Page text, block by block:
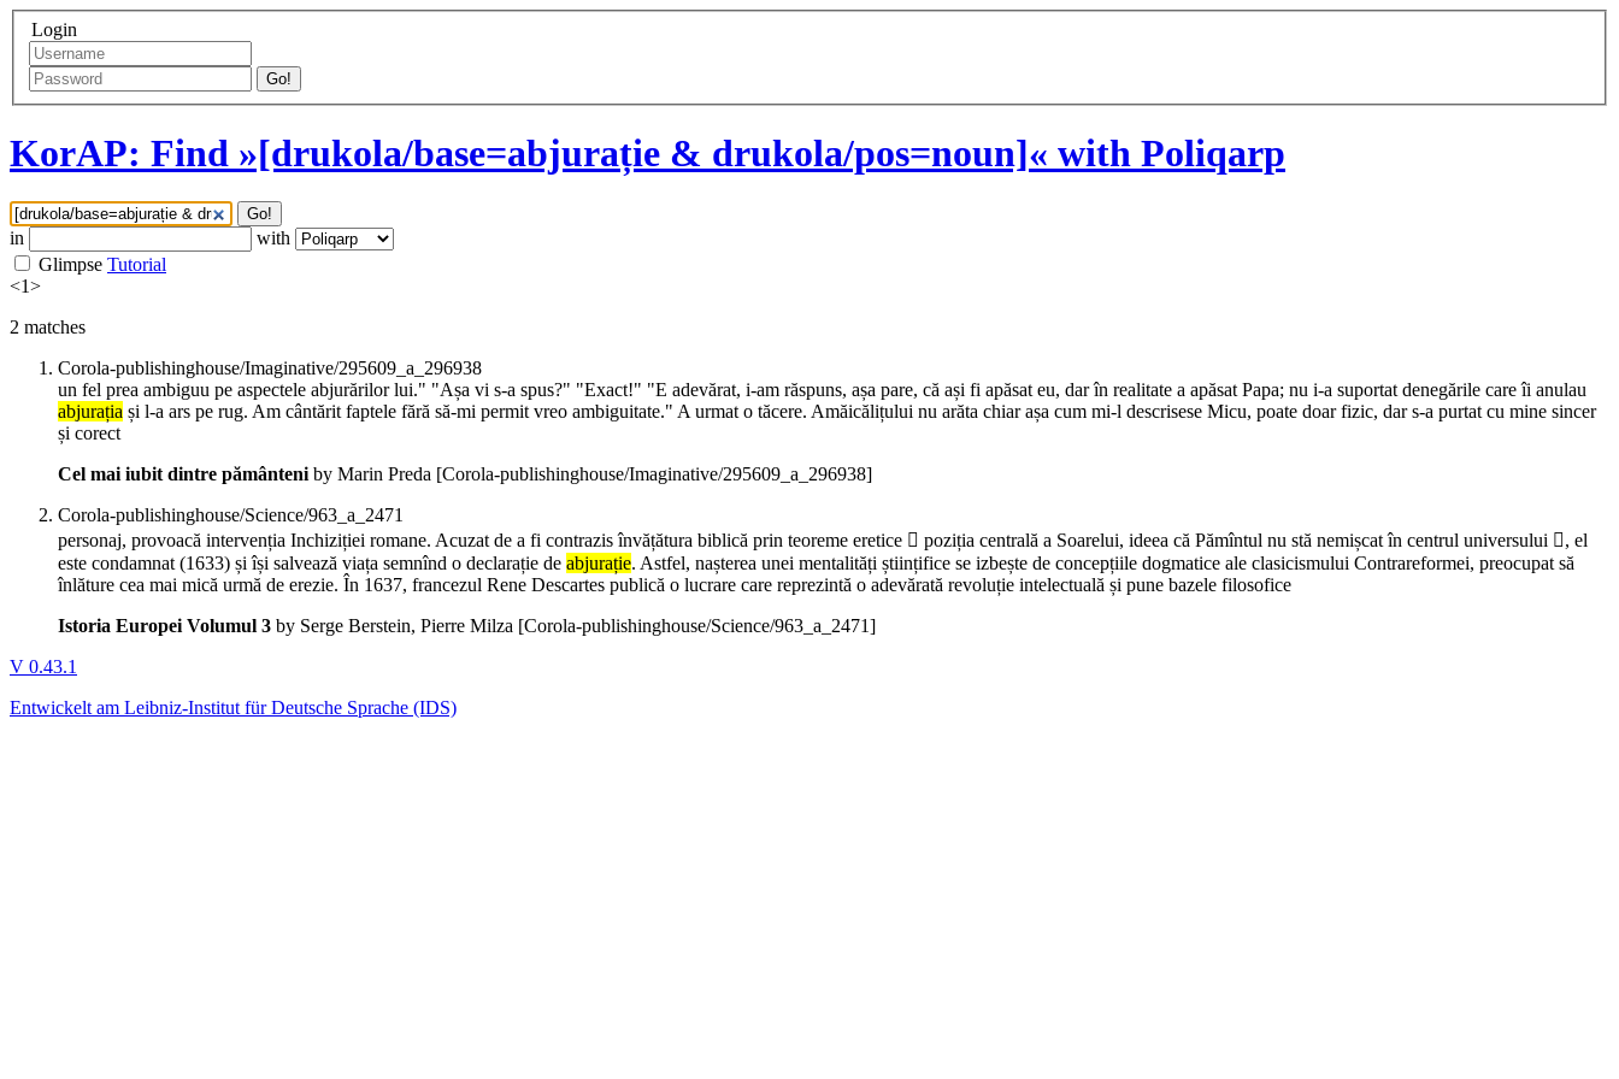
Login
Go!
KorAP: Find »[drukola/base=abjurație & drukola/pos=noun]« with Poliqarp
Go!
in
with
Glimpse Tutorial
<1>
2 matches
Corola-publishinghouse/Imaginative/295609_a_296938
un fel prea ambiguu pe aspectele abjurărilor lui." "Așa vi s-a spus?" "Exact!" "E adevărat, i-am răspuns, așa pare, că ași fi apăsat eu, dar în realitate a apăsat Papa; nu i-a suportat denegările care îi anulau
abjurația și l-a ars pe rug. Am cântărit faptele fără să-mi permit vreo ambiguitate." A urmat o tăcere. Amăicălițului nu arăta chiar așa cum mi-l descrisese Micu, poate doar fizic, dar s-a purtat cu mine sincer
și corect
Cel mai iubit dintre pământeniby Marin Preda [Corola-publishinghouse/Imaginative/295609_a_296938]
Corola-publishinghouse/Science/963_a_2471
personaj, provoacă intervenția Inchiziției romane. Acuzat de a fi contrazis învățătura biblică prin teoreme eretice  poziția centrală a Soarelui, ideea că Pămîntul nu stă nemișcat în centrul universului , el
este condamnat (1633) și își salvează viața semnînd o declarație de abjurație. Astfel, nașterea unei mentalități științifice se izbește de concepțiile dogmatice ale clasicismului Contrareformei, preocupat să
înlăture cea mai mică urmă de erezie. În 1637, francezul Rene Descartes publică o lucrare care reprezintă o adevărată revoluție intelectuală și pune bazele filosofice
Istoria Europei Volumul 3 by Serge Berstein, Pierre Milza [Corola-publishinghouse/Science/963_a_2471]
V 0.43.1
Entwickelt am Leibniz-Institut für Deutsche Sprache (IDS)